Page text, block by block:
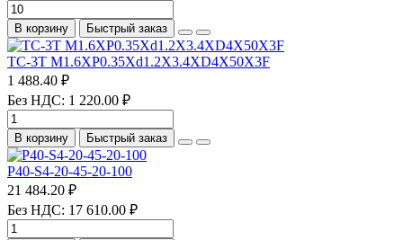
В корзину Быстрый заказ
TC-3T M1.6XP0.35Xd1.2X3.4XD4X50X3F
1 488.40 ₽
Без НДС: 1 220.00 ₽
В корзину Быстрый заказ
P40-S4-20-45-20-100
21 484.20 ₽
Без НДС: 17 610.00 ₽